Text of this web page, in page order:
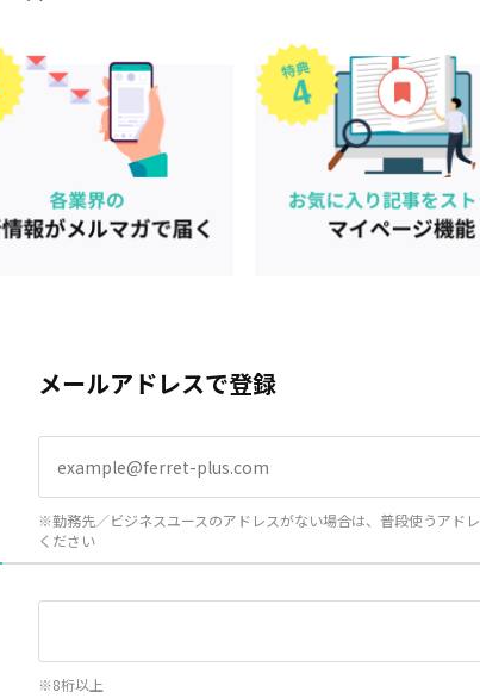
メールアドレスで登録
※勤務先／ビジネスユースのアドレスがない場合は、普段使うアド
ください
※8桁以上